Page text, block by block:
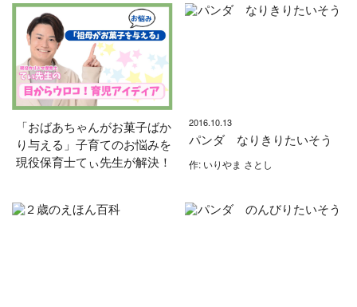
「おばあちゃんがお菓子ばか
り与える」子育てのお悩みを
現役保育士てぃ先生が解決！
2016.10.13
パンダ なりきりたいそう
作: いりやま さとし